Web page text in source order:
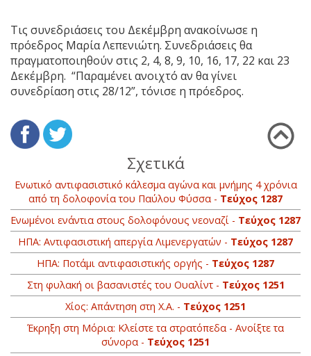
Τις συνεδριάσεις του Δεκέμβρη ανακοίνωσε η
πρόεδρος Μαρία Λεπενιώτη. Συνεδριάσεις θα
πραγματοποιηθούν στις 2, 4, 8, 9, 10, 16, 17, 22 και 23
Δεκέμβρη. “Παραμένει ανοιχτό αν θα γίνει
συνεδρίαση στις 28/12”, τόνισε η πρόεδρος.
Σχετικά
Ενωτικό αντιφασιστικό κάλεσμα αγώνα και μνήμης 4 χρόνια
από τη δολοφονία του Παύλου Φύσσα - Τεύχος 1287
Ενωμένοι ενάντια στους δολοφόνους νεοναζί - Τεύχος 1287
ΗΠΑ: Αντιφασιστική απεργία Λιμενεργατών - Τεύχος 1287
ΗΠΑ: Ποτάμι αντιφασιστικής οργής - Τεύχος 1287
Στη φυλακή οι βασανιστές του Ουαλίντ - Τεύχος 1251
Χίος: Απάντηση στη Χ.Α. - Τεύχος 1251
Έκρηξη στη Μόρια: Κλείστε τα στρατόπεδα - Ανοίξτε τα
σύνορα - Τεύχος 1251